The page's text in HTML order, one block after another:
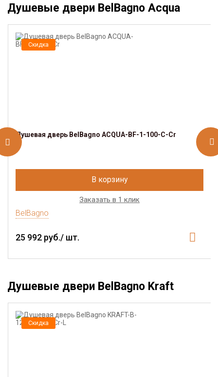
Душевые двери BelBagno Acqua
Скидка
Душевая дверь BelBagno ACQUA-BF-1-100-C-Cr
В корзину
Заказать в 1 клик
BelBagno
25 992 руб./ шт.
Душевые двери BelBagno Kraft
Скидка